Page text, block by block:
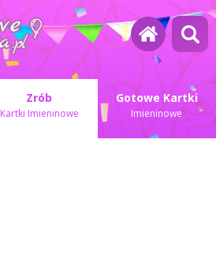
Zrób
Kartki Imieninowe
Gotowe Kartki
Imieninowe